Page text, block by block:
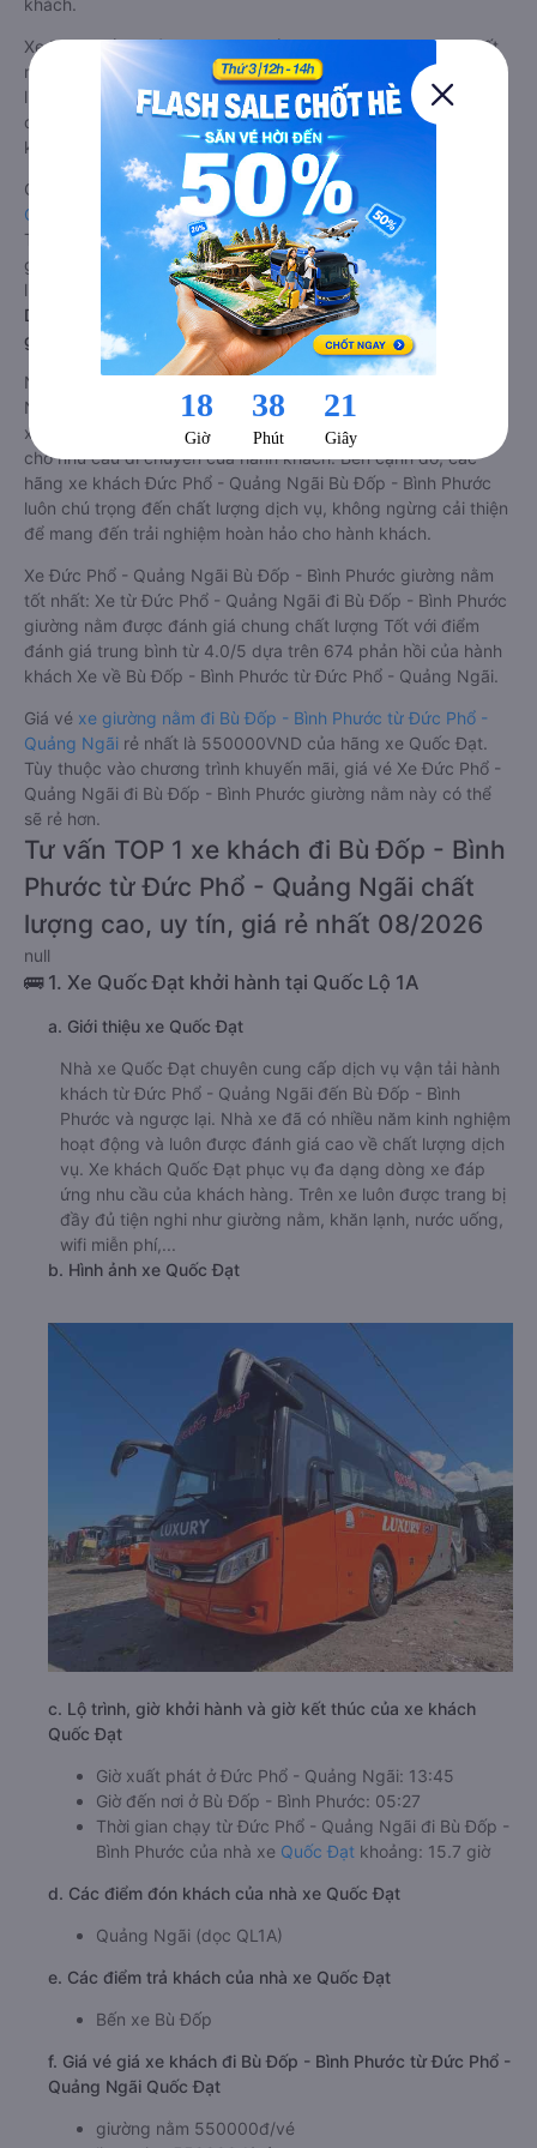
khách.
Xe Đức Phổ - Quảng Ngãi Bù Đốp - Bình Phước limousine tốt
nhất: Xe từ Đức Phổ - Quảng Ngãi đi Bù Đốp - Bình Phước
limousine được đánh giá chung có chất lượng Tốt với điểm
đánh giá trung bình từ 4.0/5 dựa trên 674 phản hồi của hành
khách Xe về Bù Đốp - Bình Phước từ Đức Phổ - Quảng Ngãi.
Giá vé
xe limousine đi Bù Đốp - Bình Phước từ Đức Phổ -
Quảng Ngãi
rẻ nhất là 550000VND của hãng xe Quốc Đạt.
Tùy thuộc vào vị trí ngồi của bạn và chương trình khuyến mãi,
giá vé Xe Đức Phổ - Quảng Ngãi đi Bù Đốp - Bình Phước
limousine này có thể sẽ rẻ hơn
Dòng xe đi Bù Đốp - Bình Phước từ Đức Phổ - Quảng Ngãi
giường nằm chất lượng cao: Thoải mái, giá cả tốt nhất
Những nhà xe đi Bù Đốp - Bình Phước từ Đức Phổ - Quảng
Ngãi đều sở hữu những xe giường nằm chất lượng cao. Trên
xe được trang bị đầy đủ các trang thiết bị hiện đại phục vụ
cho nhu cầu di chuyển của hành khách. Bên cạnh đó, các
hãng xe khách Đức Phổ - Quảng Ngãi Bù Đốp - Bình Phước
luôn chú trọng đến chất lượng dịch vụ, không ngừng cải thiện
để mang đến trải nghiệm hoàn hảo cho hành khách.
Xe Đức Phổ - Quảng Ngãi Bù Đốp - Bình Phước giường nằm
tốt nhất: Xe từ Đức Phổ - Quảng Ngãi đi Bù Đốp - Bình Phước
giường nằm được đánh giá chung chất lượng Tốt với điểm
đánh giá trung bình từ 4.0/5 dựa trên 674 phản hồi của hành
khách Xe về Bù Đốp - Bình Phước từ Đức Phổ - Quảng Ngãi.
Giá vé xe giường nằm đi Bù Đốp - Bình Phước từ Đức Phổ -
Quảng Ngãi rẻ nhất là 550000VND của hãng xe Quốc Đạt.
Tùy thuộc vào chương trình khuyến mãi, giá vé Xe Đức Phổ -
Quảng Ngãi đi Bù Đốp - Bình Phước giường nằm này có thể
sẽ rẻ hơn.
Tư vấn TOP 1 xe khách đi Bù Đốp - Bình
Phước từ Đức Phổ - Quảng Ngãi chất
lượng cao, uy tín, giá rẻ nhất 08/2026
null
🚌 1. Xe Quốc Đạt khởi hành tại Quốc Lộ 1A
a. Giới thiệu xe Quốc Đạt
Nhà xe Quốc Đạt chuyên cung cấp dịch vụ vận tải hành
khách từ Đức Phổ - Quảng Ngãi đến Bù Đốp - Bình
Phước và ngược lại. Nhà xe đã có nhiều năm kinh nghiệm
hoạt động và luôn được đánh giá cao về chất lượng dịch
vụ. Xe khách Quốc Đạt phục vụ đa dạng dòng xe đáp
ứng nhu cầu của khách hàng. Trên xe luôn được trang bị
đầy đủ tiện nghi như giường nằm, khăn lạnh, nước uống,
wifi miễn phí,...
b. Hình ảnh xe Quốc Đạt
c. Lộ trình, giờ khởi hành và giờ kết thúc của xe khách
Quốc Đạt
Giờ xuất phát ở Đức Phổ - Quảng Ngãi: 13:45
Giờ đến nơi ở Bù Đốp - Bình Phước: 05:27
Thời gian chạy từ Đức Phổ - Quảng Ngãi đi Bù Đốp -
Bình Phước của nhà xe Quốc Đạt khoảng: 15.7 giờ
d. Các điểm đón khách của nhà xe Quốc Đạt
Quảng Ngãi (dọc QL1A)
e. Các điểm trả khách của nhà xe Quốc Đạt
Bến xe Bù Đốp
f. Giá vé giá xe khách đi Bù Đốp - Bình Phước từ Đức Phổ -
Quảng Ngãi Quốc Đạt
giường nằm 550000đ/vé